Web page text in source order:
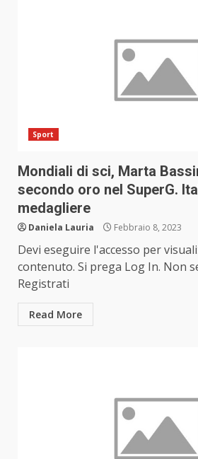
Sport
Mondiali di sci, Marta
secondo oro nel SuperG.
medagliere
Daniela Lauria Febbraio 8, 2023
Devi eseguire l'accesso per
contenuto. Si prega Log In. Non
Registrati
Read More